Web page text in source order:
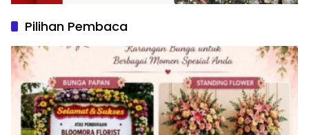
Pilihan Pembaca